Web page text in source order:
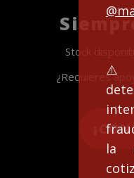
la
Stock
¿Requieres